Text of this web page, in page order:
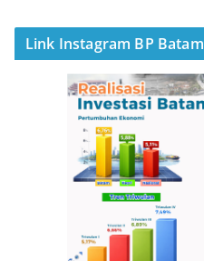
Link Instagram BP Batam